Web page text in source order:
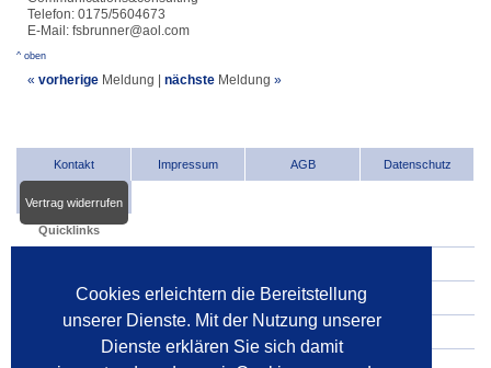
Cookies erleichtern die Bereitstellung
unserer Dienste. Mit der Nutzung unserer
Dienste erklären Sie sich damit
Telefon: 0175/5604673
E-Mail: fsbrunner@aol.com
^ oben
« vorherige Meldung nächste Meldung »
Kontakt Impressum AGB Datenschutz
Vertrag widerrufen
Quicklinks
INDat.extra